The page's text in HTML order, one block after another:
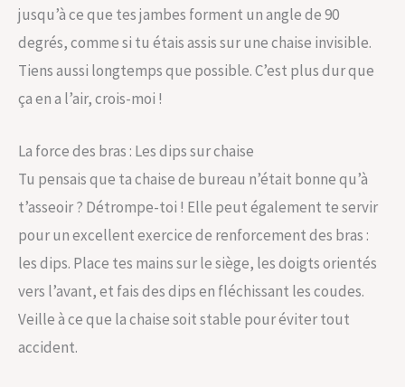
jusqu’à ce que tes jambes forment un angle de 90
degrés, comme si tu étais assis sur une chaise invisible.
Tiens aussi longtemps que possible. C’est plus dur que
ça en a l’air, crois-moi !
La force des bras : Les dips sur chaise
Tu pensais que ta chaise de bureau n’était bonne qu’à
t’asseoir ? Détrompe-toi ! Elle peut également te servir
pour un excellent exercice de renforcement des bras :
les dips. Place tes mains sur le siège, les doigts orientés
vers l’avant, et fais des dips en fléchissant les coudes.
Veille à ce que la chaise soit stable pour éviter tout
accident.